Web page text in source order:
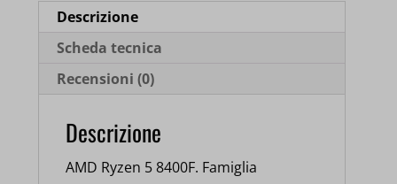
quantità
Descrizione
Scheda tecnica
Recensioni (0)
Descrizione
AMD Ryzen 5 8400F. Famiglia